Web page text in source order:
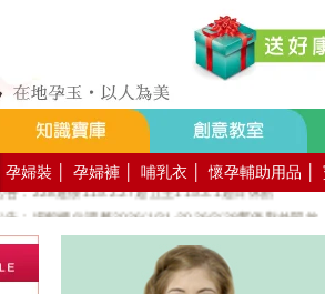
孕婦裝 孕婦褲 哺乳衣 懷孕輔助用品
束口袋DIY2026-8月活動報名
告：員工教育訓練115.8.1週六全館不對外開放
告：115.7.18週六至115.7.19週日休館
告：端午連假115.6.19週五至115.6.21週日休館
告：五一勞動節連假115.5.1週五至115.5.4週一休館
告：兒童節/清明連假115.4.3週五至115.4.6週一休館
告：228連假115.2.27週五至115.3.1週日休館
告：場館櫃位調整2026/1/31-2026/2/28暫停對外開放
務專線02-89669762
誠歡迎您的加入~新加入會員送購物金100元~
門市.觀光工廠歡迎大家使用國民旅遊卡消費!